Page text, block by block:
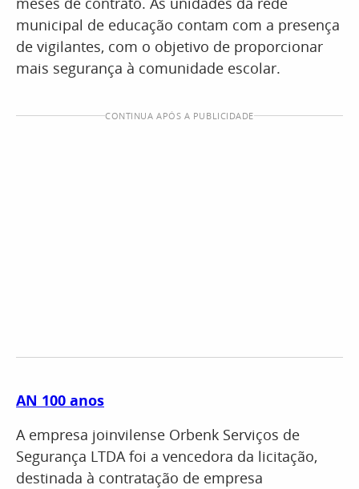
municipal de educação contam com a presença
de vigilantes, com o objetivo de proporcionar
mais segurança à comunidade escolar.
CONTINUA APÓS A PUBLICIDADE
AN 100 anos
A empresa joinvilense Orbenk Serviços de
Segurança LTDA foi a vencedora da licitação,
destinada à contratação de empresa